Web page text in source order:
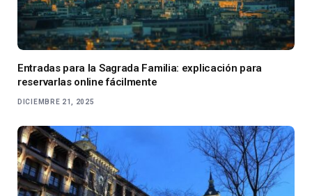
Entradas para la Sagrada Familia: explicación para
reservarlas online fácilmente
DICIEMBRE 21, 2025